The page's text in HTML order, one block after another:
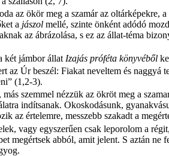
az ökör meg a szamár az
a jászol mellé, szinte önként adódó
az ábrázolása, s ez az állat-téma
két jámbor állat Izajás próféta könyvéből
az Úr beszél: Fiakat neveltem és naggyá
(1,2-3).
szemmel nézzük az ökröt meg a
indítsanak. Okoskodásunk,
az értelemre, messzebb szakadt a
vagy egyszerűen csak leporolom a
megértsek abból, amit jelent. S aztán ne